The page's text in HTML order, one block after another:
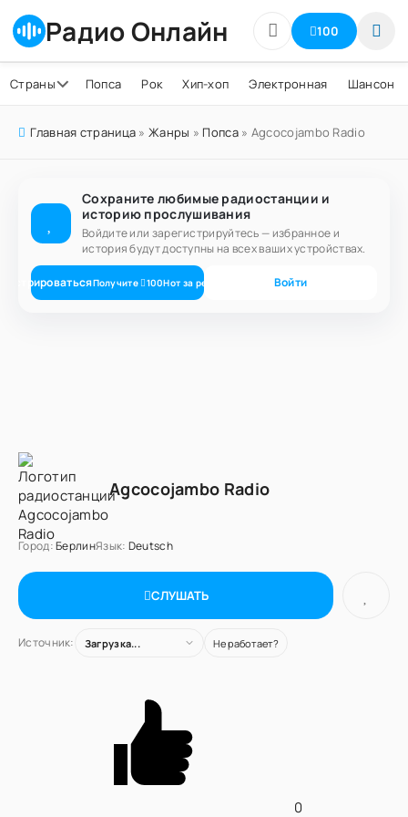
Радио Онлайн 100
Страны Попса Рок Хип-хоп Электронная Шансон
Главная страница »Жанры » Попса» Agcocojambo Radio
Сохраните любимые радиостанции и
историю прослушивания
Войдите или зарегистрируйтесь — избранное и
история будут доступны на всех ваших устройствах.
Получите 100Нот за регистрацию Войти
Agcocojambo Radio
Город:БерлинЯзык: Deutsch
СЛУШАТЬ
Источник: Загрузка... Не работает?
0